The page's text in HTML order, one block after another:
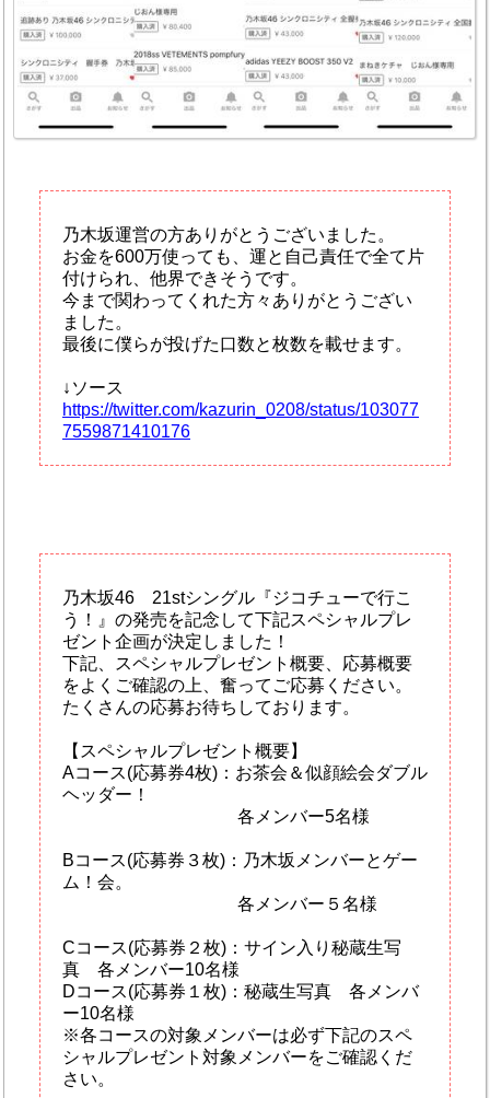
乃木坂運営の方ありがとうございました。
お金を600万使っても、運と自己責任で全て片
付けられ、他界できそうです。
今まで関わってくれた方々ありがとうござい
ました。
最後に僕らが投げた口数と枚数を載せます。
↓ソース
https://twitter.com/kazurin_0208/status/103077
7559871410176
乃木坂46 21stシングル『ジコチューで行こ
う！』の発売を記念して下記スペシャルプレ
ゼント企画が決定しました！
下記、スペシャルプレゼント概要、応募概要
をよくご確認の上、奮ってご応募ください。
たくさんの応募お待ちしております。
【スペシャルプレゼント概要】
Aコース(応募券4枚)：お茶会＆似顔絵会ダブル
ヘッダー！
各メンバー5名様
Bコース(応募券３枚)：乃木坂メンバーとゲー
ム！会。
各メンバー５名様
Cコース(応募券２枚)：サイン入り秘蔵生写
真 各メンバー10名様
Dコース(応募券１枚)：秘蔵生写真 各メンバ
ー10名様
※各コースの対象メンバーは必ず下記のスペ
シャルプレゼント対象メンバーをご確認くだ
さい。